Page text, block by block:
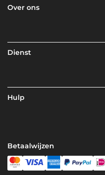
Over ons
Dienst
Hulp
Betaalwijzen